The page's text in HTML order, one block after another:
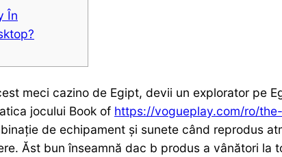
În
meci cazino de Egipt, devii un explorator pe
jocului Book of https://vogueplay.com/ro/
de echipament și sunete când reprodus
Ăst bun înseamnă dac b produs a vânători